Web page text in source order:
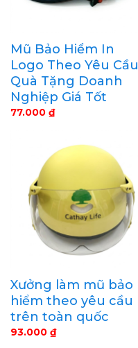
Mũ Bảo Hiểm In
Logo Theo Yêu Cầu
Quà Tặng Doanh
Nghiệp Giá Tốt
77.000 ₫
Xưởng làm mũ bảo
hiểm theo yêu cầu
trên toàn quốc
93.000 ₫